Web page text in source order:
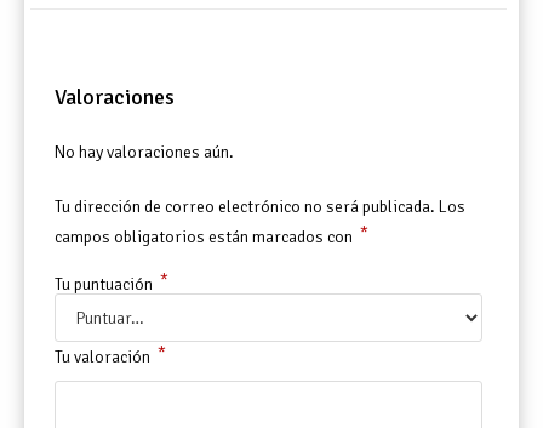
Valoraciones
No hay valoraciones aún.
Tu dirección de correo electrónico no será publicada. Los
campos obligatorios están marcados con *
Tu puntuación *
Tu valoración *